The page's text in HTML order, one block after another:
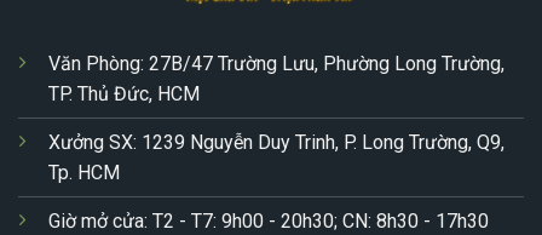
Văn Phòng: 27B/47 Trường Lưu, Phường Long Trường,
TP. Thủ Đức, HCM
Xưởng SX: 1239 Nguyễn Duy Trinh, P. Long Trường, Q9,
Tp. HCM
Giờ mở cửa: T2 - T7: 9h00 - 20h30; CN: 8h30 - 17h30